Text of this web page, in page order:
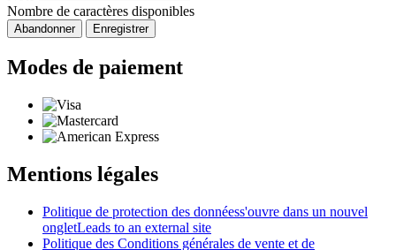
Nombre de caractères disponibles
Abandonner Enregistrer
Modes de paiement
Mentions légales
Politique de protection des donnéess'ouvre dans un nouvel
ongletLeads to an external site
Politique des Conditions générales de vente et de